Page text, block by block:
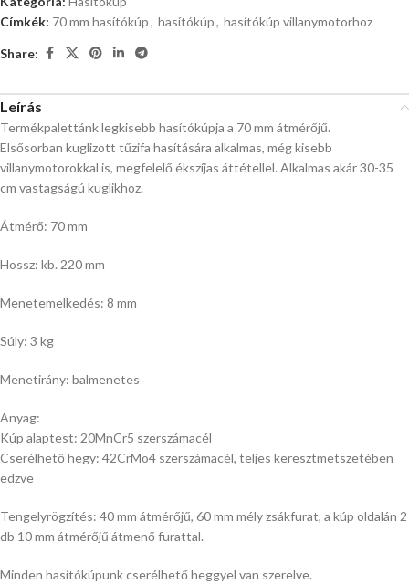
Címkék: 70 mm hasítókúp, hasítókúp, hasítókúp villanymotorhoz
Share:
Leírás
Termékpalettánk legkisebb hasítókúpja a 70 mm átmérőjű.
Elsősorban kuglizott tűzifa hasítására alkalmas, még kisebb
villanymotorokkal is, megfelelő ékszíjas áttétellel. Alkalmas akár 30-35
cm vastagságú kuglikhoz.
Átmérő: 70 mm
Hossz: kb. 220 mm
Menetemelkedés: 8 mm
Súly: 3 kg
Menetirány: balmenetes
Anyag:
Kúp alaptest: 20MnCr5 szerszámacél
Cserélhető hegy: 42CrMo4 szerszámacél, teljes keresztmetszetében
edzve
Tengelyrögzítés: 40 mm átmérőjű, 60 mm mély zsákfurat, a kúp oldalán 2
db 10 mm átmérőjű átmenő furattal.
Minden hasítókúpunk cserélhető heggyel van szerelve.